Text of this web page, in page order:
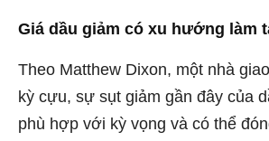
Giá dầu giảm có xu hướng làm
Theo Matthew Dixon, một nhà
kỳ cựu, sự sụt giảm gần đây của
phù hợp với kỳ vọng và có thể